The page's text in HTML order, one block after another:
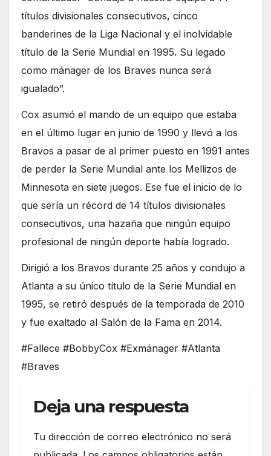
títulos divisionales consecutivos, cinco
banderines de la Liga Nacional y el inolvidable
título de la Serie Mundial en 1995. Su legado
como mánager de los Braves nunca será
igualado”.
Cox asumió el mando de un equipo que estaba
en el último lugar en junio de 1990 y llevó a los
Bravos a pasar de al primer puesto en 1991 antes
de perder la Serie Mundial ante los Mellizos de
Minnesota en siete juegos. Ese fue el inicio de lo
que sería un récord de 14 títulos divisionales
consecutivos, una hazaña que ningún equipo
profesional de ningún deporte había logrado.
Dirigió a los Bravos durante 25 años y condujo a
Atlanta a su único título de la Serie Mundial en
1995, se retiró después de la temporada de 2010
y fue exaltado al Salón de la Fama en 2014.
#Fallece #BobbyCox #Exmánager #Atlanta
#Braves
Deja una respuesta
Tu dirección de correo electrónico no será